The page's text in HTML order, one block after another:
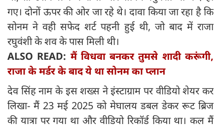
गए। दोनों ऊपर की ओर जा रहे थे। दावा किया जा रहा है कि
सोनम ने वही सफेद शर्ट पहनी हुई थी, जो बाद में राजा
रघुवंशी के शव के पास मिली थी।
ALSO READ: मैं विधवा बनकर तुमसे शादी करूंगी,
राजा के मर्डर के बाद ये था सोनम का प्लान
देव सिंह नाम के इस शख्स ने इंस्टाग्राम पर वीडियो शेयर कर
लिखा- मैं 23 मई 2025 को मेघालय डबल डेकर रूट ब्रिज
की यात्रा पर गया था और वीडियो रिकॉर्ड किया था। कल मैं